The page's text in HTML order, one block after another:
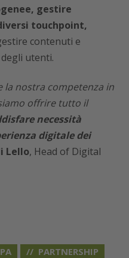
gestire
touchpoint,
contenuti e
utenti.
la nostra competenza in
offrire tutto il
necessità
digitale dei
Lello, Head of Digital
PA
PARTNERSHIP